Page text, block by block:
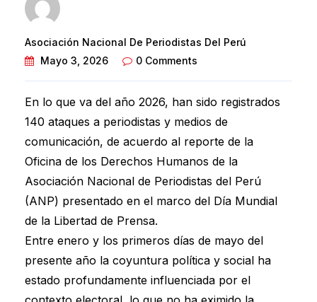
Asociación Nacional De Periodistas Del Perú
Mayo 3, 2026
0 Comments
En lo que va del año 2026, han sido registrados
140 ataques a periodistas y medios de
comunicación, de acuerdo al reporte de la
Oficina de los Derechos Humanos de la
Asociación Nacional de Periodistas del Perú
(ANP) presentado en el marco del Día Mundial
de la Libertad de Prensa.
Entre enero y los primeros días de mayo del
presente año la coyuntura política y social ha
estado profundamente influenciada por el